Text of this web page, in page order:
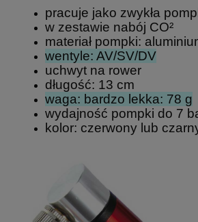
pracuje jako zwykła
w zestawie nabój CO²
materiał pompki:
wentyle: AV/SV/DV
uchwyt na rower
długość: 13 cm
waga: bardzo lekka: 78 g
wydajność pompki do 7
kolor: czerwony lub